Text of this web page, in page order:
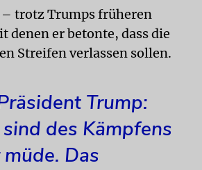
trotz Trumps früheren
denen er betonte, dass die
Streifen verlassen sollen.
Trump:
sind des Kämpfens
Das